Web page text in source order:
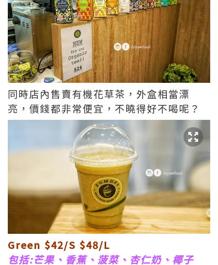
同時店內售賣有機花草茶，外盒相當漂
亮，價錢都非常便宜，不曉得好不喝呢？
Green $42/S $48/L
包括:芒果、香蕉、菠菜、杏仁奶、椰子